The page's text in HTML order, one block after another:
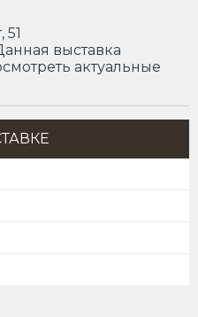
выставка
актуальные